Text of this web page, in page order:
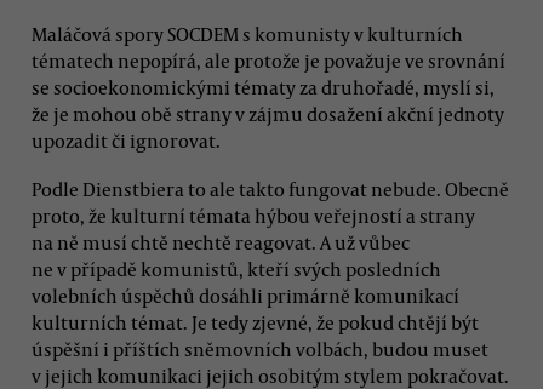
Maláčová spory SOCDEM s komunisty v kulturních
tématech nepopírá, ale protože je považuje ve srovnání
se socioekonomickými tématy za druhořadé, myslí si,
že je mohou obě strany v zájmu dosažení akční jednoty
upozadit či ignorovat.
Podle Dienstbiera to ale takto fungovat nebude. Obecně
proto, že kulturní témata hýbou veřejností a strany
na ně musí chtě nechtě reagovat. A už vůbec
ne v případě komunistů, kteří svých posledních
volebních úspěchů dosáhli primárně komunikací
kulturních témat. Je tedy zjevné, že pokud chtějí být
úspěšní i příštích sněmovních volbách, budou muset
v jejich komunikaci jejich osobitým stylem pokračovat.